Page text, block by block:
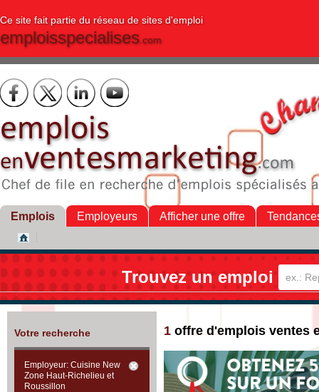
Ce site fait partie du réseau de sites d'emploi
emploisspecialises.com
Emplois Employeurs Afficher une offre
Trouvez un emploi
Votre recherche
Employeur: Cuisine New
Zone Haut-Richelieu et
Roussillon
1 offre d'emplois ventes